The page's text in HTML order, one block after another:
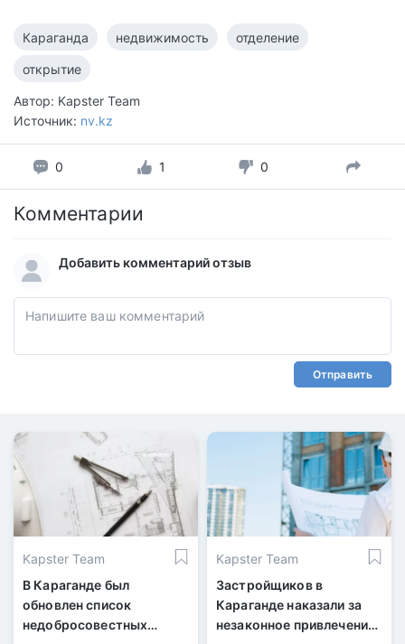
Караганда недвижимость отделение
открытие
Автор: Kapster Team
Источник: nv.kz
0 1 0
Комментарии
Добавить комментарий отзыв
Отправить
Kapster Team
В Караганде был
обновлен список
недобросовестных
Kapster Team
Застройщиков в
Караганде наказали за
незаконное привлечение